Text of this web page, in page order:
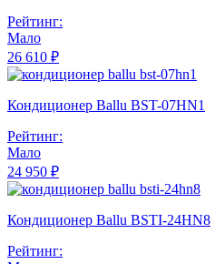
Рейтинг:
Мало
26 610 ₽
Кондиционер Ballu BST-07HN1
Рейтинг:
Мало
24 950 ₽
Кондиционер Ballu BSTI-24HN8
Рейтинг: